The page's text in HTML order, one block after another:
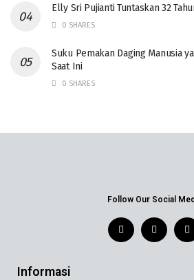
Elly Sri Pujianti Tuntaskan 32
0 SHARES
‎Suku Pemakan Daging Manusia
Saat Ini
0 SHARES
Follow Our Social
Informasi